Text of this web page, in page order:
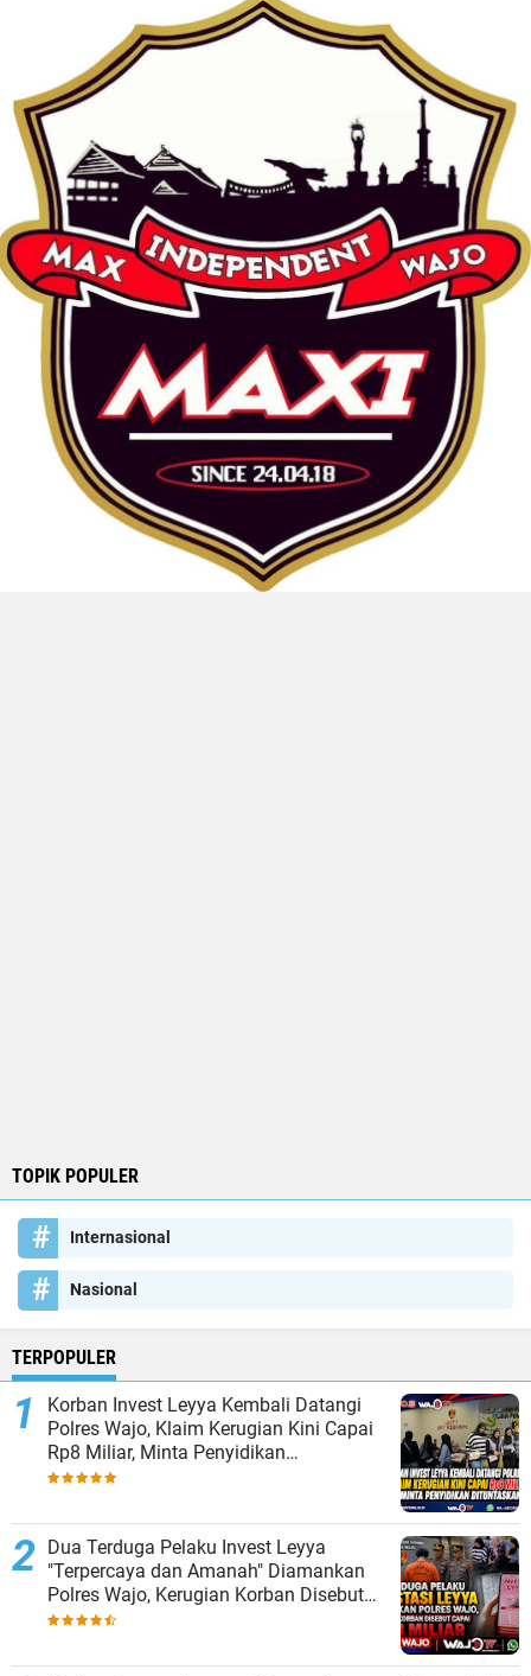
TOPIK POPULER
Internasional
Nasional
TERPOPULER
Korban Invest Leyya Kembali Datangi
Polres Wajo, Klaim Kerugian Kini Capai
Rp8 Miliar, Minta Penyidikan
Dituntaskan
Dua Terduga Pelaku Invest Leyya
"Terpercaya dan Amanah" Diamankan
Polres Wajo, Kerugian Korban Disebut
Capai Rp8 Miliar